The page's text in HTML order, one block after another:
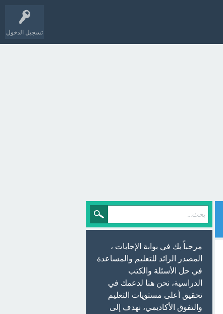
تسجيل الدخول
مرحباً بك في بوابة الإجابات ،
المصدر الرائد للتعليم والمساعدة
في حل الأسئلة والكتب
الدراسية، نحن هنا لدعمك في
تحقيق أعلى مستويات التعليم
والتفوق الأكاديمي، نهدف إلى